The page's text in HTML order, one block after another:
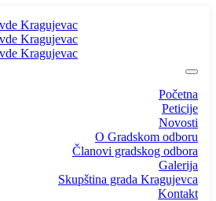
Početna
Peticije
Novosti
O Gradskom odboru
Članovi gradskog odbora
Galerija
Skupština grada Kragujevca
Kontakt